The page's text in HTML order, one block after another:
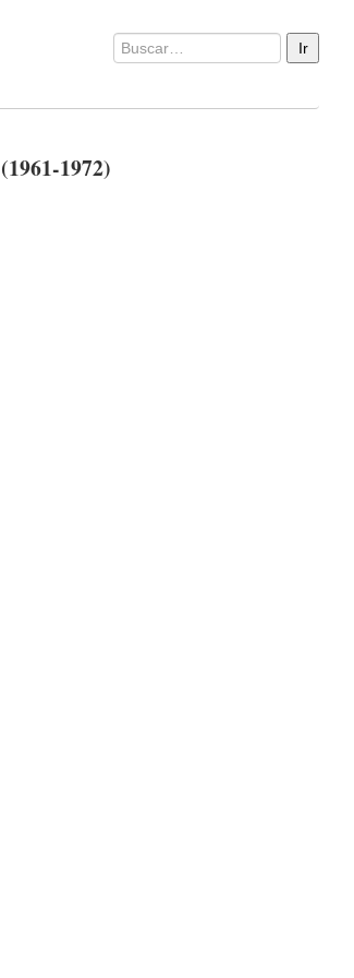
1972)